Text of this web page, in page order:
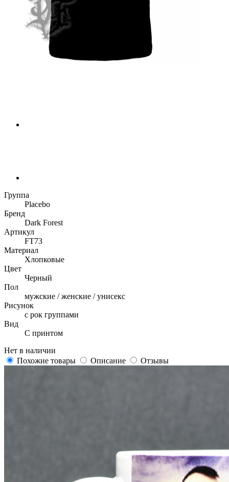
Группа
Placebo
Бренд
Dark Forest
Артикул
FT73
Материал
Хлопковые
Цвет
Черный
Пол
мужские / женские / унисекс
Рисунок
с рок группами
Вид
С принтом
Нет в наличии
Похожие товары
Описание Отзывы